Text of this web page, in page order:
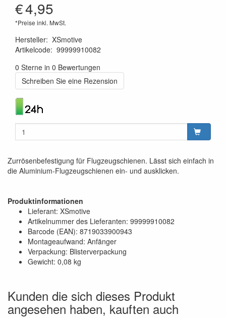
€4,95
*Preise inkl. MwSt.
Hersteller: XSmotive
Artikelcode: 99999910082
0 Sterne in 0 Bewertungen
Schreiben Sie eine Rezension
Zurrösenbefestigung für Flugzeugschienen. Lässt sich einfach in
die Aluminium-Flugzeugschienen ein- und ausklicken.
Produktinformationen
Lieferant: XSmotive
Artikelnummer des Lieferanten: 99999910082
Barcode (EAN): 8719033900943
Montageaufwand: Anfänger
Verpackung: Blisterverpackung
Gewicht: 0,08 kg
Kunden die sich dieses Produkt
angesehen haben, kauften auch